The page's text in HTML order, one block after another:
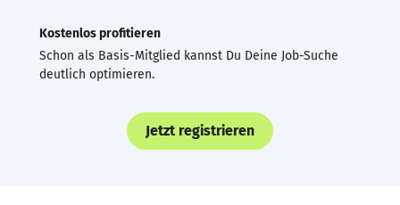
Kostenlos profitieren
Schon als Basis-Mitglied kannst Du Deine Job-Suche
deutlich optimieren.
Jetzt registrieren